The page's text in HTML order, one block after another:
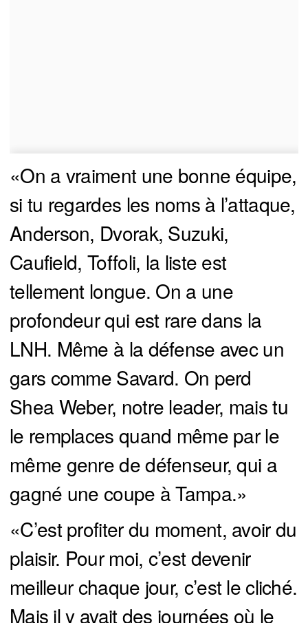
«On a vraiment une bonne équipe,
si tu regardes les noms à l’attaque,
Anderson, Dvorak, Suzuki,
Caufield, Toffoli, la liste est
tellement longue. On a une
profondeur qui est rare dans la
LNH. Même à la défense avec un
gars comme Savard. On perd
Shea Weber, notre leader, mais tu
le remplaces quand même par le
même genre de défenseur, qui a
gagné une coupe à Tampa.»
«C’est profiter du moment, avoir du
plaisir. Pour moi, c’est devenir
meilleur chaque jour, c’est le cliché.
Mais il y avait des journées où le